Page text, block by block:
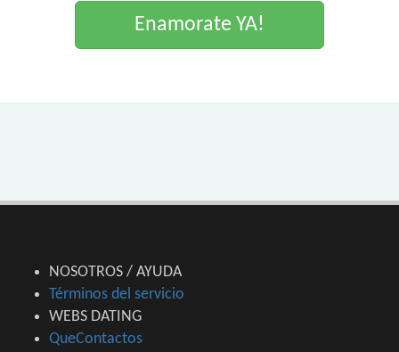
Enamorate YA!
NOSOTROS / AYUDA
Términos del servicio
WEBS DATING
QueContactos